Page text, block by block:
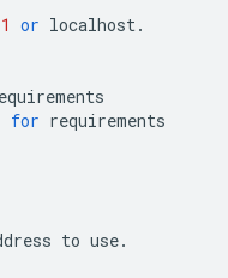
or localhost.
for requirements
to use.